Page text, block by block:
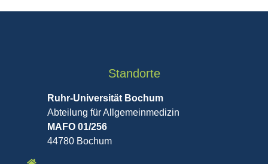
Standorte
Ruhr-Universität Bochum
Abteilung für Allgemeinmedizin
MAFO 01/256
44780 Bochum